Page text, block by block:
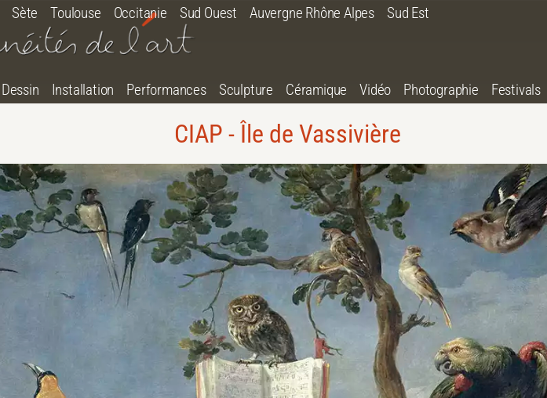
Sète Toulouse Occitanie Sud Ouest Auvergne Rhône Alpes Sud Est
Dessin Installation Performances Sculpture Céramique Vidéo Photographie Festivals
CIAP - Île de Vassivière